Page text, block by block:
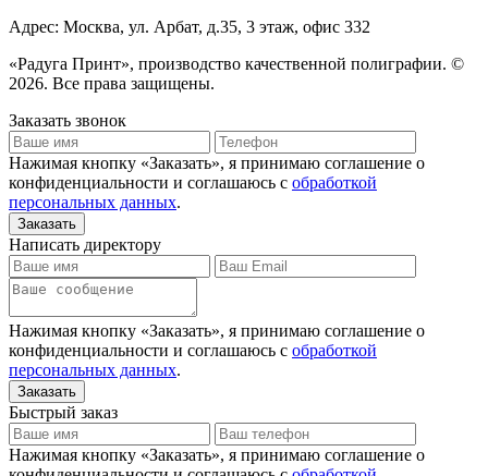
Адрес: Москва, ул. Арбат, д.35, 3 этаж, офис 332
«Радуга Принт», производство качественной полиграфии. ©
2026. Все права защищены.
Заказать звонок
Нажимая кнопку «Заказать», я принимаю соглашение о
конфиденциальности и соглашаюсь с обработкой
персональных данных.
Написать директору
Нажимая кнопку «Заказать», я принимаю соглашение о
конфиденциальности и соглашаюсь с обработкой
персональных данных.
Быстрый заказ
Нажимая кнопку «Заказать», я принимаю соглашение о